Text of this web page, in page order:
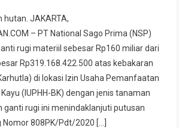
KLHK,
PT
NSP
Bayar
Ganti
Rugi
Lingkungan
Rp160
hutan. JAKARTA,
– PT National Sago Prima (NSP)
rugi materiil sebesar Rp160 miliar dari
Rp319.168.422.500 atas kebakaran
di lokasi Izin Usaha Pemanfaatan
(IUPHH-BK) dengan jenis tanaman
ganti rugi ini menindaklanjuti putusan
808PK/Pdt/2020 […]